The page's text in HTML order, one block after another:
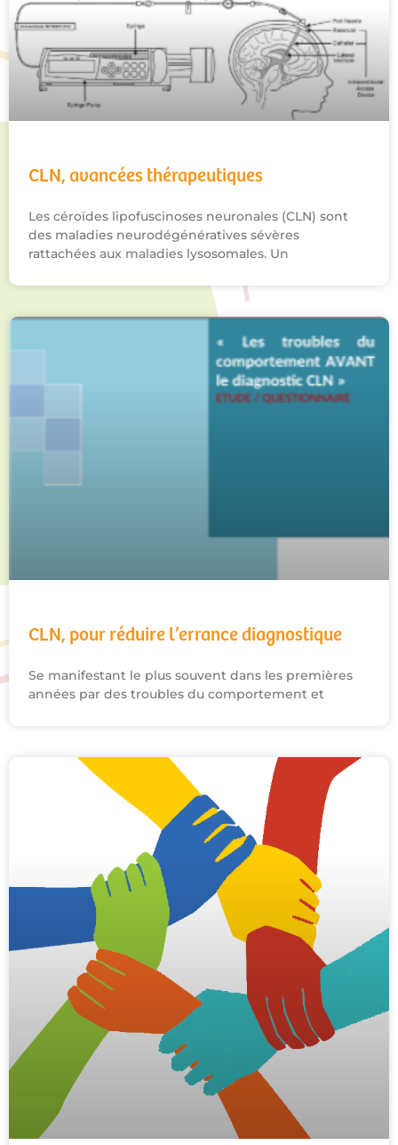
CLN, avancées thérapeutiques
Les céroïdes lipofuscinoses neuronales (CLN) sont
des maladies neurodégénératives sévères
rattachées aux maladies lysosomales. Un
CLN, pour réduire l’errance diagnostique
Se manifestant le plus souvent dans les premières
années par des troubles du comportement et